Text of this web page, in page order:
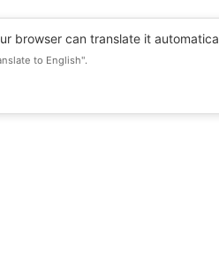
browser can translate it
to English".